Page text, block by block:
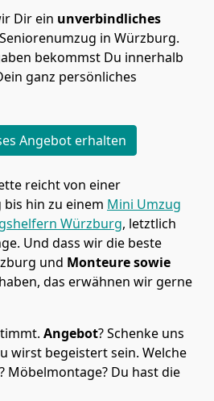
Dir ein unverbindliches
in Würzburg.
bekommst Du innerhalb
ganz persönliches
Angebot erhalten
reicht von einer
hin zu einem Mini Umzug
Würzburg, letztlich
Und dass wir die beste
und Monteure sowie
das erwähnen wir gerne
Angebot? Schenke uns
wirst begeistert sein. Welche
Möbelmontage? Du hast die